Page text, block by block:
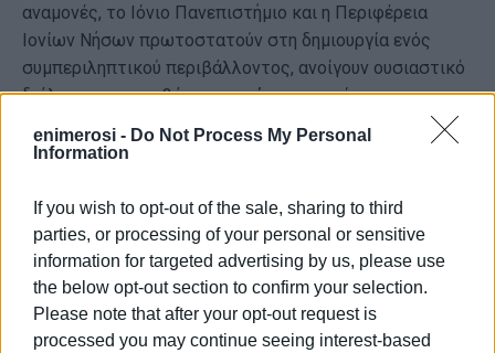
enimerosi - Do Not Process My Personal
Information
If you wish to opt-out of the sale, sharing to third
parties, or processing of your personal or sensitive
information for targeted advertising by us, please use
the below opt-out section to confirm your selection.
Please note that after your opt-out request is
processed you may continue seeing interest-based
αναμονές, το Ιόνιο Πανεπιστήμιο και η Περιφέρεια
Ιονίων Νήσων πρωτοστατούν στη δημιουργία ενός
συμπεριληπτικού περιβάλλοντος, ανοίγουν ουσιαστικό
διάλογο για προσβάσιμους χώρους χωρίς
αποκλεισμούς και διαιρέσεις. Η τέχνη αγκαλιάζει τη
διαφορετικότητα· το μέλλον της τέχνης ανήκει σε όλες
Πληροφορίες συμμετοχής
Η είσοδος είναι ελεύθερη
Θα παρέχεται διερμηνεία στην ελληνική νοηματική
γλώσσα